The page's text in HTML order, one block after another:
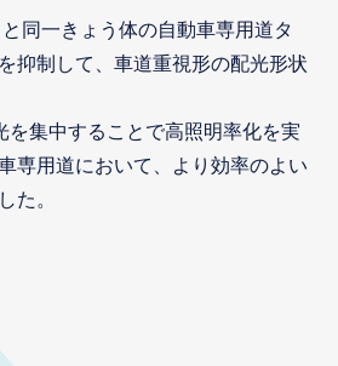
同一きょう体の自動車専用道タ
抑制して、車道重視形の配光形状
を集中することで高照明率化を実
専用道において、より効率のよい
た。